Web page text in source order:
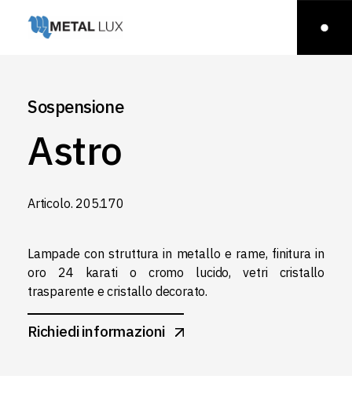
Sospensione
Astro
Articolo.‎ 205.‎170
Lampade con struttura in metallo e rame, finitura in
oro 24 karati o cromo lucido, vetri cristallo
trasparente e cristallo decorato.
Richiedi informazioni